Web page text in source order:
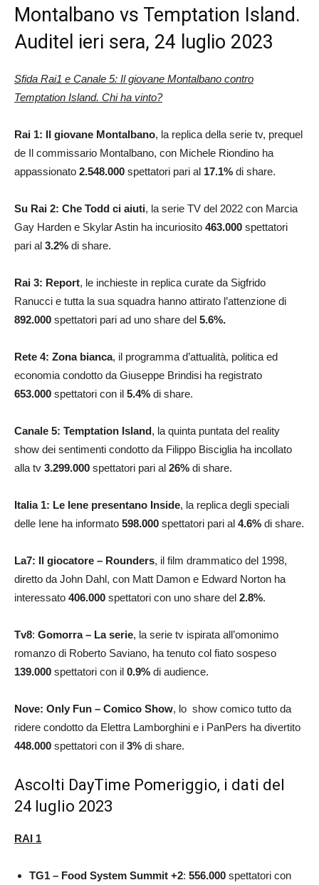
Montalbano vs Temptation Island.
Auditel ieri sera, 24 luglio 2023
Sfida Rai1 e Canale 5: Il giovane Montalbano contro
Temptation Island. Chi ha vinto?
Rai 1: Il giovane Montalbano, la replica della serie tv, prequel
de Il commissario Montalbano, con Michele Riondino ha
appassionato 2.548.000 spettatori pari al 17.1% di share.
Su Rai 2: Che Todd ci aiuti, la serie TV del 2022 con Marcia
Gay Harden e Skylar Astin ha incuriosito 463.000 spettatori
pari al 3.2% di share.
Rai 3: Report, le inchieste in replica curate da Sigfrido
Ranucci e tutta la sua squadra hanno attirato l’attenzione di
892.000 spettatori pari ad uno share del 5.6%.
Rete 4: Zona bianca, il programma d’attualità, politica ed
economia condotto da Giuseppe Brindisi ha registrato
653.000 spettatori con il 5.4% di share.
Canale 5: Temptation Island, la quinta puntata del reality
show dei sentimenti condotto da Filippo Bisciglia ha incollato
alla tv 3.299.000 spettatori pari al 26% di share.
Italia 1: Le Iene presentano Inside, la replica degli speciali
delle Iene ha informato 598.000 spettatori pari al 4.6% di share.
La7: Il giocatore – Rounders, il film drammatico del 1998,
diretto da John Dahl, con Matt Damon e Edward Norton ha
interessato 406.000 spettatori con uno share del 2.8%.
Tv8: Gomorra – Laserie, la serie tv ispirata all’omonimo
romanzo di Roberto Saviano, ha tenuto col fiato sospeso
139.000 spettatori con il 0.9% di audience.
Nove: Only Fun – Comico Show, lo show comico tutto da
ridere condotto da Elettra Lamborghini e i PanPers ha divertito
448.000 spettatori con il 3% di share.
Ascolti DayTime Pomeriggio, i dati del
24 luglio 2023
RAI 1
TG1 – Food System Summit +2: 556.000 spettatori con